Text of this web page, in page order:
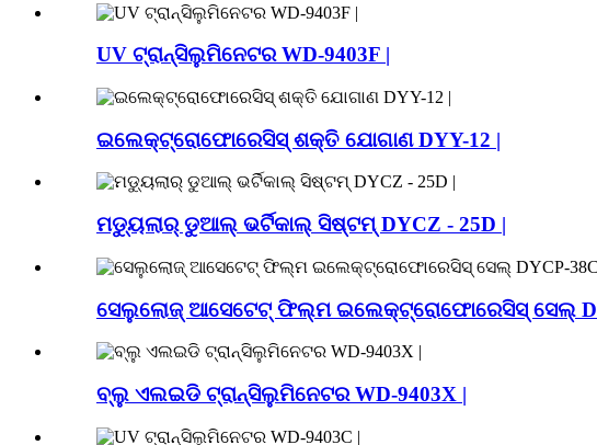
UV ଟ୍ରାନ୍ସିଲୁମିନେଟର WD-9403F |
ଇଲେକ୍ଟ୍ରୋଫୋରେସିସ୍ ଶକ୍ତି ଯୋଗାଣ DYY-12 |
ମଡ୍ୟୁଲାର୍ ଡୁଆଲ୍ ଭର୍ଟିକାଲ୍ ସିଷ୍ଟମ୍ DYCZ - 25D |
ସେଲୁଲୋଜ୍ ଆସେଟେଟ୍ ଫିଲ୍ମ ଇଲେକ୍ଟ୍ରୋଫୋରେସିସ୍ ସେଲ୍
ବ୍ଲୁ ଏଲଇଡି ଟ୍ରାନ୍ସିଲୁମିନେଟର WD-9403X |